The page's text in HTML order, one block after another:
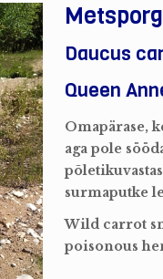
Daucus
Queen
Omapärase,
aga pole
surmaputke
Wild carrot
poisonous